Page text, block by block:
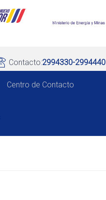
Contacto:2994330-2994440
Centro de Contacto